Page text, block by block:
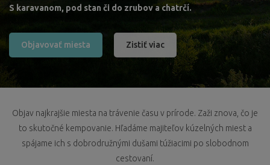
S karavanom, pod stan či do zrubov a chatrčí.
Objavovať miesta Zistiť viac
Objav najkrajšie miesta na trávenie času v prírode. Zaži znova, čo je
to skutočné kempovanie. Hľadáme majiteľov kúzelných miest a
spájame ich s dobrodružnými dušami túžiacimi po slobodnom
cestovaní.